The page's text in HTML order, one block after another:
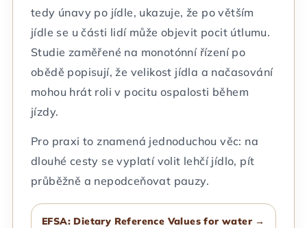
tedy únavy po jídle, ukazuje, že po větším
jídle se u části lidí může objevit pocit útlumu.
Studie zaměřené na monotónní řízení po
obědě popisují, že velikost jídla a načasování
mohou hrát roli v pocitu ospalosti během
jízdy.
Pro praxi to znamená jednoduchou věc: na
dlouhé cesty se vyplatí volit lehčí jídlo, pít
průběžně a nepodceňovat pauzy.
EFSA: Dietary Reference Values for water →